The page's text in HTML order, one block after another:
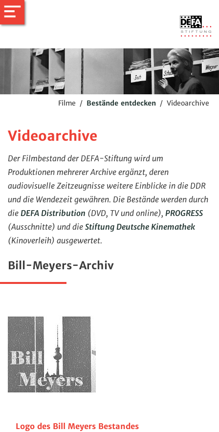
Filme / Bestände entdecken / Videoarchive
Videoarchive
Der Filmbestand der DEFA-Stiftung wird um
Produktionen mehrerer Archive ergänzt, deren
audiovisuelle Zeitzeugnisse weitere Einblicke in die DDR
und die Wendezeit gewähren. Die Bestände werden durch
dieDEFA Distribution (DVD, TV und online), PROGRESS
(Ausschnitte) und dieStiftung Deutsche Kinemathek
(Kinoverleih) ausgewertet.
Bill-Meyers-Archiv
Logo des Bill Meyers Bestandes